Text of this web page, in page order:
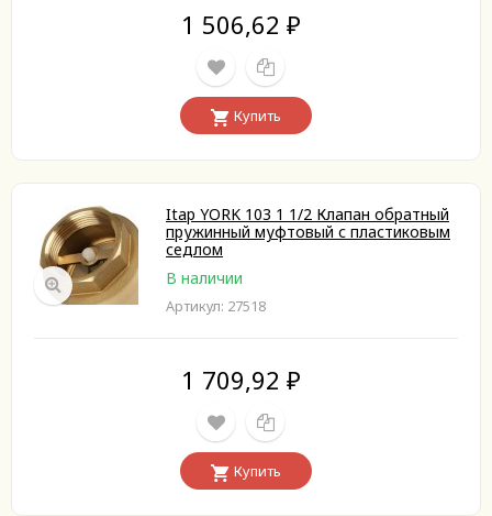
1 506,62 ₽
Купить
Itap YORK 103 1 1/2 Клапан обратный
пружинный муфтовый с пластиковым
седлом
В наличии
Артикул: 27518
1 709,92 ₽
Купить